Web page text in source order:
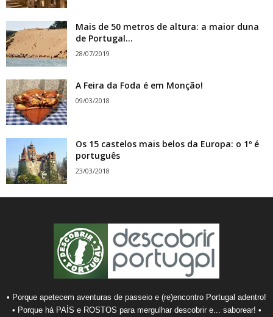
Mais de 50 metros de altura: a maior duna
de Portugal...
28/07/2019
A Feira da Foda é em Monção!
09/03/2018
Os 15 castelos mais belos da Europa: o 1º é
português
23/03/2018
• Porque apetecem aventuras de passeio e (re)encontro Portugal adentro!
• Porque há PAÍS e ROSTOS para mergulhar descobrir e... saborear! •